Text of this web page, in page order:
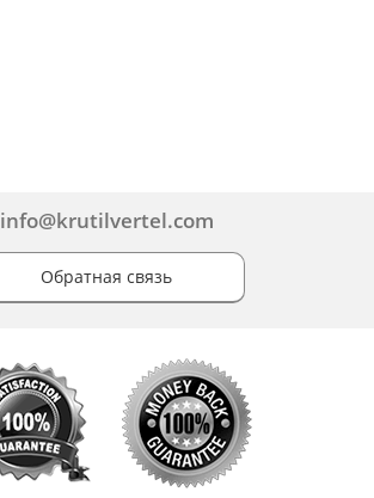
info@krutilvertel.com
Обратная связь